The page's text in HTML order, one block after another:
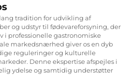
tradition for udvikling af
og udstyr til fødevareforsyning, der
i professionelle gastronomiske
markedsnærhed giver os en dyb
reguleringer og kulturelle
Denne ekspertise afspejles i
ydelse og samtidig understøtter